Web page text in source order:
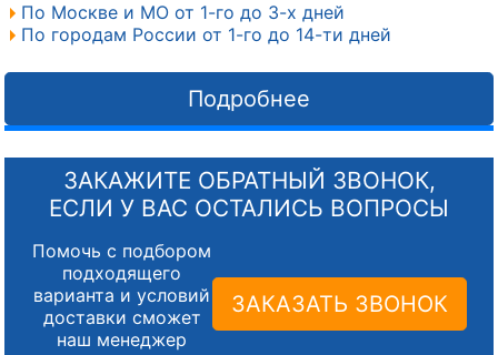
По Москве и МО от 1-го до 3-х дней
По городам России от 1-го до 14-ти дней
Подробнее
ЗАКАЖИТЕ ОБРАТНЫЙ ЗВОНОК,
ЕСЛИ У ВАС ОСТАЛИСЬ ВОПРОСЫ
Помочь с подбором
подходящего
варианта и условий
доставки сможет
наш менеджер
ЗАКАЗАТЬ ЗВОНОК